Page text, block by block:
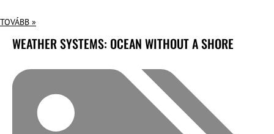
TOVÁBB »
WEATHER SYSTEMS: OCEAN WITHOUT A SHORE